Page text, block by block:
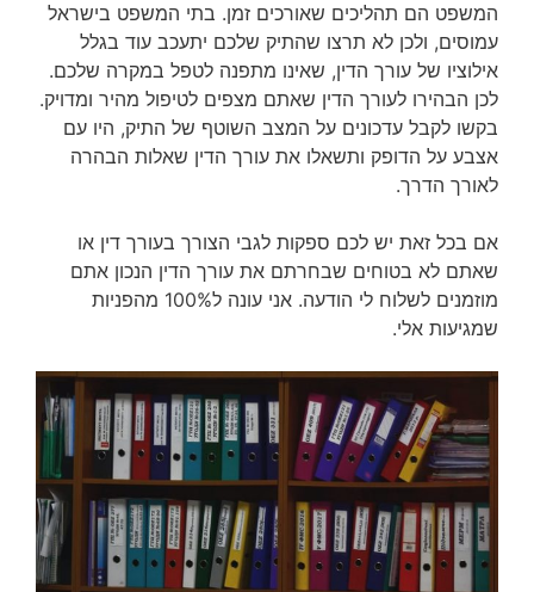
המשפט הם תהליכים שאורכים זמן. בתי המשפט בישראל
עמוסים, ולכן לא תרצו שהתיק שלכם יתעכב עוד בגלל
אילוציו של עורך הדין, שאינו מתפנה לטפל במקרה שלכם.
לכן הבהירו לעורך הדין שאתם מצפים לטיפול מהיר ומדויק.
בקשו לקבל עדכונים על המצב השוטף של התיק, היו עם
אצבע על הדופק ותשאלו את עורך הדין שאלות הבהרה
לאורך הדרך.
אם בכל זאת יש לכם ספקות לגבי הצורך בעורך דין או
שאתם לא בטוחים שבחרתם את עורך הדין הנכון אתם
מוזמנים לשלוח לי הודעה. אני עונה ל100% מהפניות
שמגיעות אלי.